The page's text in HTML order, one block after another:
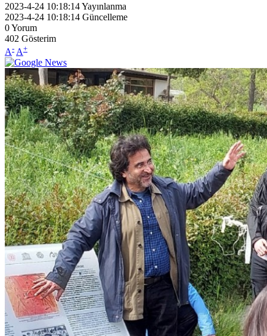
2023-4-24 10:18:14Yayınlanma
2023-4-24 10:18:14 Güncelleme
0Yorum
402 Gösterim
A- A+